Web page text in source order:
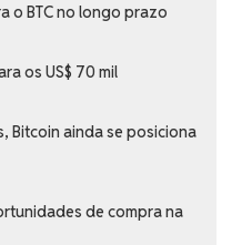
o BTC no longo prazo
os US$ 70 mil
Bitcoin ainda se posiciona
de compra na